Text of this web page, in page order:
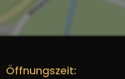
Öffnungszeit: